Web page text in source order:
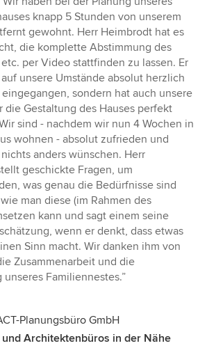
knapp 5 Stunden von unserem
gewohnt. Herr Heimbrodt hat es
die komplette Abstimmung des
per Video stattfinden zu lassen. Er
unsere Umstände absolut herzlich
sondern hat auch unsere
die Gestaltung des Hauses perfekt
sind - nachdem wir nun 4 Wochen in
wohnen - absolut zufrieden und
anders wünschen. Herr
geschickte Fragen, um
was genau die Bedürfnisse sind
man diese (im Rahmen des
kann und sagt einem seine
wenn er denkt, dass etwas
Sinn macht. Wir danken ihm von
Zusammenarbeit und die
unseres Familiennestes.”
Planungsbüro GmbH
Architektenbüros in der Nähe